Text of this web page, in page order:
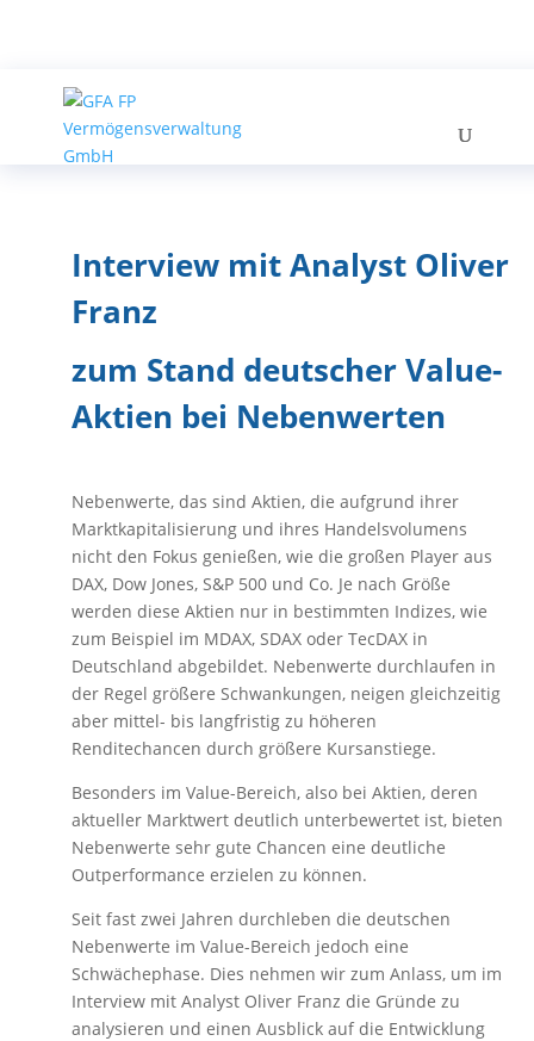
Interview mit Analyst Oliver
Franz
zum Stand deutscherValue-
Aktien bei Nebenwerten
Nebenwerte, das sind Aktien, die aufgrund ihrer
Marktkapitalisierung und ihres Handelsvolumens
nicht den Fokus genießen, wie die großen Player aus
DAX, Dow Jones, S&P 500 und Co. Je nach Größe
werden diese Aktien nur in bestimmten Indizes, wie
zum Beispiel im MDAX, SDAX oder TecDAX in
Deutschland abgebildet. Nebenwerte durchlaufen in
der Regel größere Schwankungen, neigen gleichzeitig
aber mittel- bis langfristig zu höheren
Renditechancen durch größere Kursanstiege.
Besonders im Value-Bereich, also bei Aktien, deren
aktueller Marktwert deutlich unterbewertet ist, bieten
Nebenwerte sehr gute Chancen eine deutliche
Outperformance erzielen zu können.
Seit fast zwei Jahren durchleben die deutschen
Nebenwerte im Value-Bereich jedoch eine
Schwächephase. Dies nehmen wir zum Anlass, um im
Interview mit Analyst Oliver Franz die Gründe zu
analysieren und einen Ausblick auf die Entwicklung